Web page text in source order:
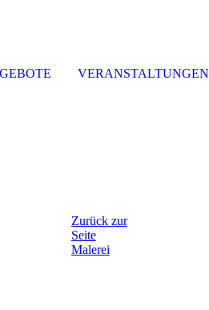
VERANSTALTUNGEN
Zurück zur
Seite
Malerei